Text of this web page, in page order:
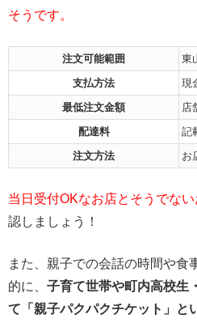
そうです。
注文可能範囲
東
支払方法
現
最低注文金額
店
配達料
記
注文方法
お
当日受付OKなお店とそうでな
認しましょう！
また、親子での会話の時間や食
的に、 子育て世帯や町内高校生
て「親子パクパクチケット」と